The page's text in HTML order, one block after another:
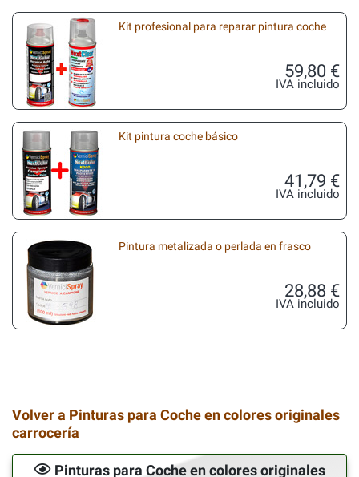
Kit profesional para reparar pintura coche
59,80 €
IVA incluido
Kit pintura coche básico
41,79 €
IVA incluido
Pintura metalizada o perlada en frasco
28,88 €
IVA incluido
Volver a Pinturas para Coche en colores originales
carrocería
Pinturas para Coche en colores originales